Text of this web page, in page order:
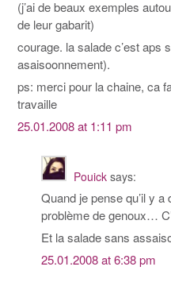
(j’ai de beaux exemples
de leur gabarit)
courage. la salade c’est aps
asaisoonnement).
ps: merci pour la chaine, ca
travaille
25.01.2008 at 1:11 pm
Pouick says:
Quand je pense qu’il y
problème de genoux…
Et la salade sans
25.01.2008 at 6:38 pm